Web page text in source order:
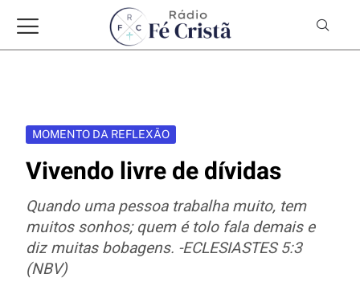
MOMENTO DA REFLEXÃO
Vivendo livre de dívidas
Quando uma pessoa trabalha muito, tem
muitos sonhos; quem é tolo fala demais e
diz muitas bobagens. -ECLESIASTES 5:3
(NBV)